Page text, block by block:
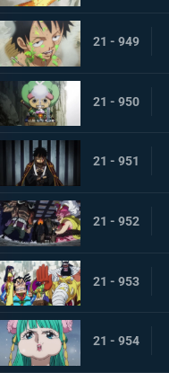
21 - 949
21 - 950
21 - 951
21 - 952
21 - 953
21 - 954